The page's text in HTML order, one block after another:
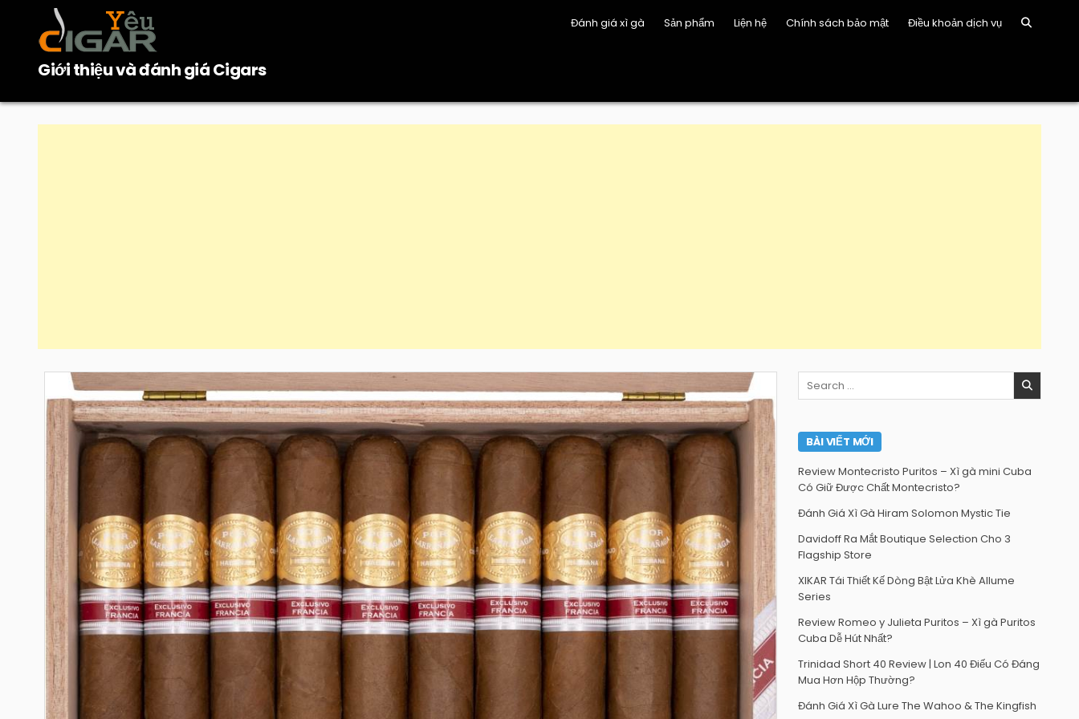
content
Giới thiệu và đánh giá Cigars
Đánh giá xì gà Sản phẩm Liện hệ Chính sách bảo mật Điều khoản dịch vụ
Search
for:
BÀI VIẾT MỚI
Review Montecristo Puritos – Xì gà mini Cuba
Có Giữ Được Chất Montecristo?
Đánh Giá Xì Gà Hiram Solomon Mystic Tie
Davidoff Ra Mắt Boutique Selection Cho 3
Flagship Store
XIKAR Tái Thiết Kế Dòng Bật Lửa Khè Allume
Series
Review Romeo y Julieta Puritos – Xì gà Puritos
Cuba Dễ Hút Nhất?
Trinidad Short 40 Review | Lon 40 Điếu Có Đáng
Mua Hơn Hộp Thường?
Đánh Giá Xì Gà Lure The Wahoo & The Kingfish